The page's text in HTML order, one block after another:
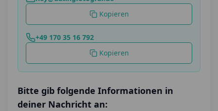
Kopieren
+49 170 35 16 792
Kopieren
Bitte gib folgende Informationen in
deiner Nachricht an: